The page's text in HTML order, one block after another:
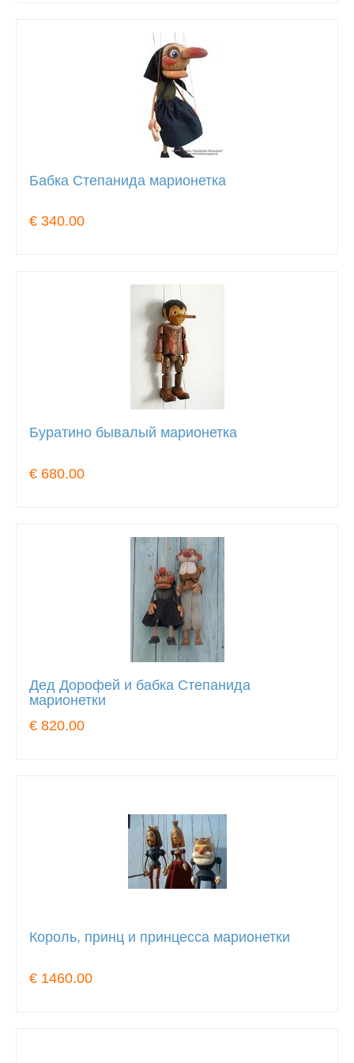
Бабка Степанида марионетка
€ 340.00
Буратино бывалый марионетка
€ 680.00
Дед Дорофей и бабка Степанида
марионетки
€ 820.00
Король, принц и принцесса марионетки
€ 1460.00